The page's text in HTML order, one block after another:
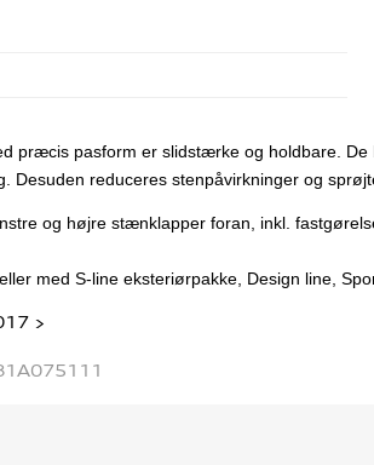
præcis pasform er slidstærke og holdbare.
Desuden reduceres stenpåvirkninger og
og højre stænklapper foran, inkl.
med S-line eksteriørpakke, Design line,
>